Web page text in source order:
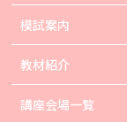
模試案内
教材紹介
講座会場一覧